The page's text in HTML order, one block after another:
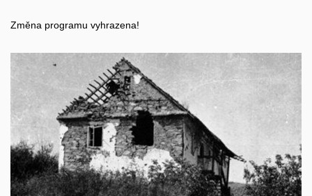
Změna programu vyhrazena!